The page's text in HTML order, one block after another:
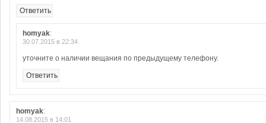
Ответить
homyak:
30.07.2015 в 22:34
уточните о наличии вещания по предыдущему телефону.
Ответить
homyak:
14.08.2015 в 14:01